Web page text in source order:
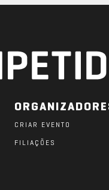
CRIAR EVENTO
FILIAÇÕES